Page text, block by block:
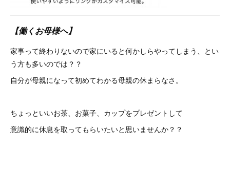
【働くお母様へ】
家事って終わりないので家にいると何かしらやってしまう、とい
う方も多いのでは？？
自分が母親になって初めてわかる母親の休まらなさ。
ちょっといいお茶、お菓子、カップをプレゼントして
意識的に休息を取ってもらいたいと思いませんか？？